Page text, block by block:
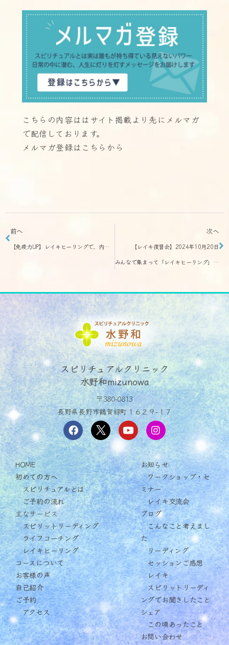
こちらの内容ははサイト掲載より先に メルマガ
で配信しております。
メルマガ登録はこちらから
前へ
【免疫力UP】レイキヒーリングで、内臓の夏バテを癒して、免疫力UPしよう
次へ
【レイキ復習会】2024年10月20日
みんなで集まって「レイキヒーリング」の練習をしましょう
スピリチュアルクリニック
水野和mizunowa
〒380-0813
長野県長野市鶴賀緑町１６２９−１７
HOME
初めての方へ
スピリチュアルとは
ご予約の流れ
主なサービス
スピリットリーディング
ライフコーチング
レイキヒーリング
コースについて
お客様の声
自己紹介
ご予約
アクセス
お知らせ
ワークショップ・セ
ミナー
レイキ交流会
ブログ
こんなこと考えまし
た
リーディング
セッションご感想
レイキ
スピリットリーディ
ングでお聞きしたこと
シェア
この頃あったこと
お問い合わせ